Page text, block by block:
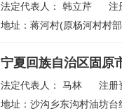
法定代表人：韩立芹 注
地址：蒋河村(原杨河村村
宁夏回族自治区固原
法定代表人：马林 注册
地址：沙沟乡东沟村油坊台